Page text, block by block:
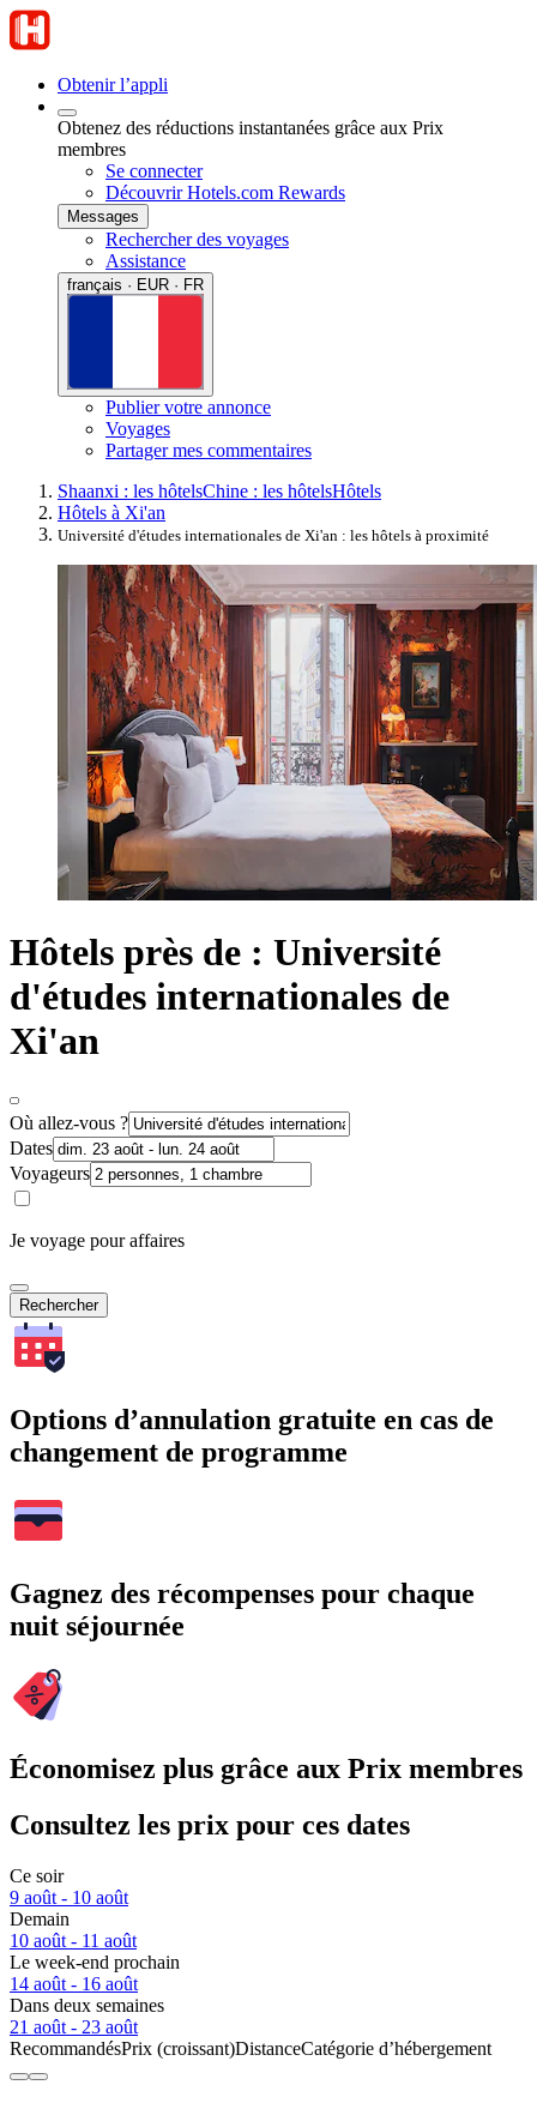
Obtenir l’appli
Obtenez des réductions instantanées grâce aux Prix
membres
Se connecter
Découvrir Hotels.com Rewards
Messages
Rechercher des voyages
Assistance
français · EUR · FR
Publier votre annonce
Voyages
Partager mes commentaires
Shaanxi : les hôtelsChine : les hôtelsHôtels
Hôtels à Xi'an
Université d'études internationales de Xi'an : les hôtels à proximité
Hôtels près de : Université
d'études internationales de
Xi'an
Où allez-vous ?
Dates
Voyageurs
Je voyage pour affaires
Rechercher
Options d’annulation gratuite en cas de
changement de programme
Gagnez des récompenses pour chaque
nuit séjournée
Économisez plus grâce aux Prix membres
Consultez les prix pour ces dates
Ce soir
9 août - 10 août
Demain
10 août - 11 août
Le week-end prochain
14 août - 16 août
Dans deux semaines
21 août - 23 août
RecommandésPrix (croissant)DistanceCatégorie d’hébergement